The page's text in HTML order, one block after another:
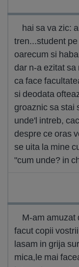
hai sa va zic:
tren...student
oarecum si
dar n-a ezitat
ca face
si deodata
groaznic sa stai
unde'l intreb,
despre ce oras
se uita la mine
"cum unde? in
M-am amuzat
facut copii
lasam in grija
mica,le mai